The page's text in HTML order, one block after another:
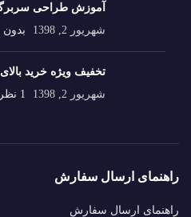
آموزش طراحی
شهریور 2, 1398
تخفیف ویژه خرید بالای 5.000.000 تومان
شهریور 2, 1398
1 نظر
راهنمای ارسال سفارش
راهنمای ارسال سفارش